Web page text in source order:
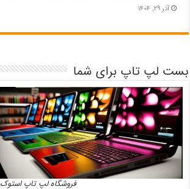
آذر ۲۹, ۱۴۰۴
بست لپ تاپ برای شما
فروشگاه لپ تاپ استوک